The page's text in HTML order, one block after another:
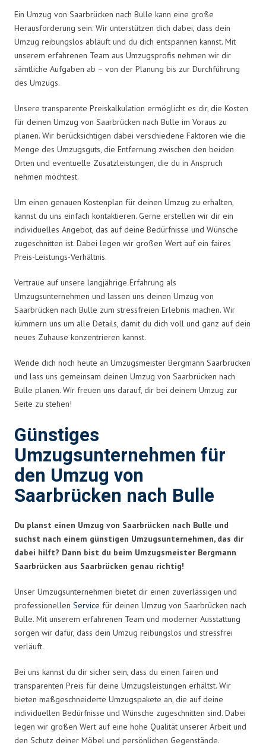
Ein Umzug von Saarbrücken nach Bulle kann eine große
Herausforderung sein. Wir unterstützen dich dabei, dass dein
Umzug reibungslos abläuft und du dich entspannen kannst. Mit
unserem erfahrenen Team aus Umzugsprofis nehmen wir dir
sämtliche Aufgaben ab – von der Planung bis zur Durchführung
des Umzugs.
Unsere transparente Preiskalkulation ermöglicht es dir, die Kosten
für deinen Umzug von Saarbrücken nach Bulle im Voraus zu
planen. Wir berücksichtigen dabei verschiedene Faktoren wie die
Menge des Umzugsguts, die Entfernung zwischen den beiden
Orten und eventuelle Zusatzleistungen, die du in Anspruch
nehmen möchtest.
Um einen genauen Kostenplan für deinen Umzug zu erhalten,
kannst du uns einfach kontaktieren. Gerne erstellen wir dir ein
individuelles Angebot, das auf deine Bedürfnisse und Wünsche
zugeschnitten ist. Dabei legen wir großen Wert auf ein faires
Preis-Leistungs-Verhältnis.
Vertraue auf unsere langjährige Erfahrung als
Umzugsunternehmen und lassen uns deinen Umzug von
Saarbrücken nach Bulle zum stressfreien Erlebnis machen. Wir
kümmern uns um alle Details, damit du dich voll und ganz auf dein
neues Zuhause konzentrieren kannst.
Wende dich noch heute an Umzugsmeister Bergmann Saarbrücken
und lass uns gemeinsam deinen Umzug von Saarbrücken nach
Bulle planen. Wir freuen uns darauf, dir bei deinem Umzug zur
Seite zu stehen!
Günstiges
Umzugsunternehmen für
den Umzug von
Saarbrücken nach Bulle
Du planst einen Umzug von Saarbrücken nach Bulle und
suchst nach einem günstigen Umzugsunternehmen, das dir
dabei hilft? Dann bist du beim Umzugsmeister Bergmann
Saarbrücken aus Saarbrücken genau richtig!
Unser Umzugsunternehmen bietet dir einen zuverlässigen und
professionellen Service für deinen Umzug von Saarbrücken nach
Bulle. Mit unserem erfahrenen Team und moderner Ausstattung
sorgen wir dafür, dass dein Umzug reibungslos und stressfrei
verläuft.
Bei uns kannst du dir sicher sein, dass du einen fairen und
transparenten Preis für deine Umzugsleistungen erhältst. Wir
bieten maßgeschneiderte Umzugspakete an, die auf deine
individuellen Bedürfnisse und Wünsche zugeschnitten sind. Dabei
legen wir großen Wert auf eine hohe Qualität unserer Arbeit und
den Schutz deiner Möbel und persönlichen Gegenstände.